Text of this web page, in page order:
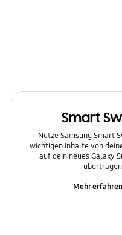
Smart
Nutze Samsung Smart
wichtigen Inhalte von
auf dein neues Galaxy
Mehr erfahren